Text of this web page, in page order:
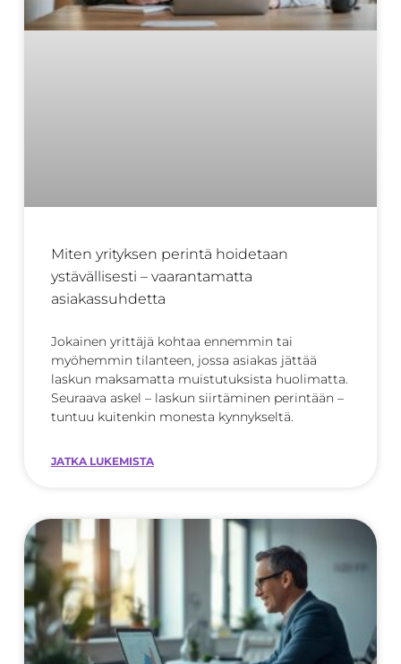
Miten yrityksen perintä hoidetaan
ystävällisesti – vaarantamatta
asiakassuhdetta
Jokainen yrittäjä kohtaa ennemmin tai
myöhemmin tilanteen, jossa asiakas jättää
laskun maksamatta muistutuksista huolimatta.
Seuraava askel – laskun siirtäminen perintään –
tuntuu kuitenkin monesta kynnykseltä.
JATKA LUKEMISTA